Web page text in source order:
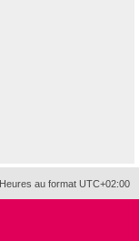
Heures au format UTC+02:00